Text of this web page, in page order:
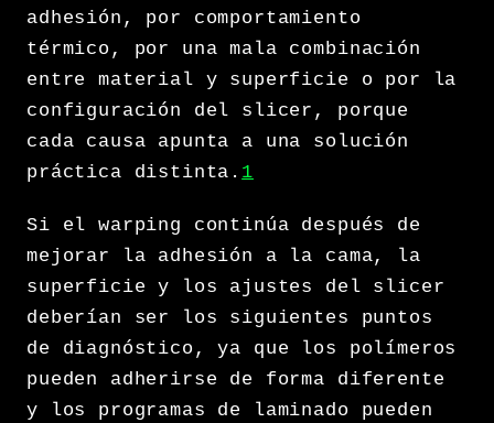
adhesión, por comportamiento
térmico, por una mala combinación
entre material y superficie o por la
configuración del slicer, porque
cada causa apunta a una solución
práctica distinta. 1
Si el warping continúa después de
mejorar la adhesión a la cama, la
superficie y los ajustes del slicer
deberían ser los siguientes puntos
de diagnóstico, ya que los polímeros
pueden adherirse de forma diferente
y los programas de laminado pueden